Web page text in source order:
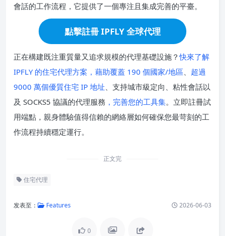
會話的工作流程，它提供了一個專注且集成完善的平臺。
點擊註冊 IPFLY 全球代理
正在構建既注重質量又追求規模的代理基礎設施？快來了解
IPFLY 的住宅代理方案，藉助覆蓋 190 個國家/地區、 超過
9000 萬個優質住宅 IP 地址、支持城市級定向、粘性會話以
及 SOCKS5 協議的代理服務 ，完善您的工具集。立即註冊試
用端點，親身體驗值得信賴的網絡層如何確保您最苛刻的工
作流程持續穩定運行。
正文完
住宅代理
发表至： Features 2026-06-03
0